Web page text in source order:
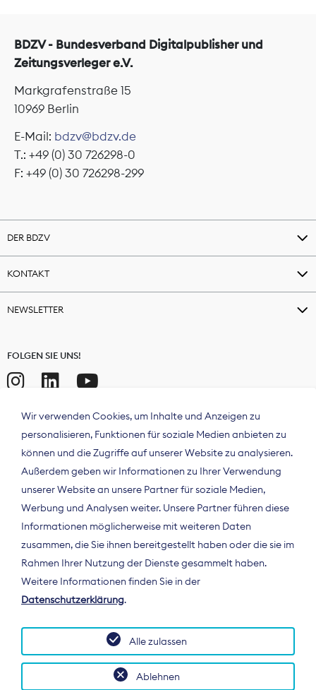
BDZV - Bundesverband Digitalpublisher und
Zeitungsverleger e.V.
Markgrafenstraße 15
10969 Berlin
E-Mail: bdzv@bdzv.de
T.: +49 (0) 30 726298-0
F: +49 (0) 30 726298-299
DER BDZV
KONTAKT
NEWSLETTER
FOLGEN SIE UNS!
Der Bundesverband Digitalpublisher und
Zeitungsverleger (BDZV) vertritt als
Spitzenorganisation die Interessen der
Deutschland und auf EU-Ebene.
Wir verwenden Cookies, um Inhalte und Anzeigen zu
personalisieren, Funktionen für soziale Medien anbieten zu
können und die Zugriffe auf unserer Website zu analysieren.
Außerdem geben wir Informationen zu Ihrer Verwendung
unserer Website an unsere Partner für soziale Medien,
Werbung und Analysen weiter. Unsere Partner führen diese
Informationen möglicherweise mit weiteren Daten
zusammen, die Sie ihnen bereitgestellt haben oder die sie im
Rahmen Ihrer Nutzung der Dienste gesammelt haben.
Weitere Informationen finden Sie in der
Datenschutzerklärung.
Ablehnen
Alle zulassen